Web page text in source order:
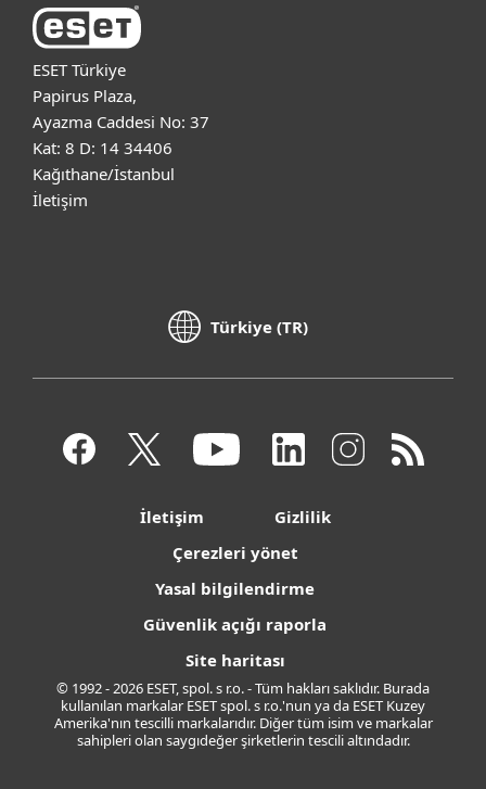
ESET Türkiye
Papirus Plaza,
Ayazma Caddesi No: 37
Kat: 8 D: 14 34406
Kağıthane/İstanbul
İletişim
Türkiye (TR)
İletişim
Gizlilik
Çerezleri yönet
Yasal bilgilendirme
Güvenlik açığı raporla
Site haritası
© 1992 - 2026 ESET, spol. s r.o. - Tüm hakları saklıdır. Burada
kullanılan markalar ESET spol. s r.o.'nun ya da ESET Kuzey
Amerika'nın tescilli markalarıdır. Diğer tüm isim ve markalar
sahipleri olan saygıdeğer şirketlerin tescili altındadır.